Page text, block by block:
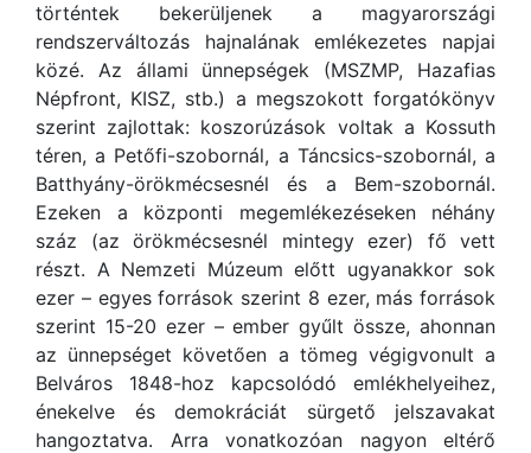
történtek bekerüljenek a magyarországi
rendszerváltozás hajnalának emlékezetes napjai
közé. Az állami ünnepségek (MSZMP, Hazafias
Népfront, KISZ, stb.) a megszokott forgatókönyv
szerint zajlottak: koszorúzások voltak a Kossuth
téren, a Petőfi-szobornál, a Táncsics-szobornál, a
Batthyány-örökmécsesnél és a Bem-szobornál.
Ezeken a központi megemlékezéseken néhány
száz (az örökmécsesnél mintegy ezer) fő vett
részt. A Nemzeti Múzeum előtt ugyanakkor sok
ezer – egyes források szerint 8 ezer, más források
szerint 15-20 ezer – ember gyűlt össze, ahonnan
az ünnepséget követően a tömeg végigvonult a
Belváros 1848-hoz kapcsolódó emlékhelyeihez,
énekelve és demokráciát sürgető jelszavakat
hangoztatva. Arra vonatkozóan nagyon eltérő